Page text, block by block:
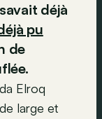
déjà
pu
de
.
Elroq
large et